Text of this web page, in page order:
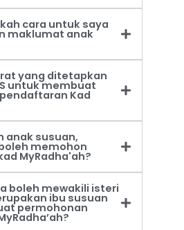
cara untuk saya
maklumat anak
yang ditetapkan
untuk membuat
Kad
anak susuan,
memohon
MyRadha'ah?
boleh mewakili isteri
ibu susuan
permohonan